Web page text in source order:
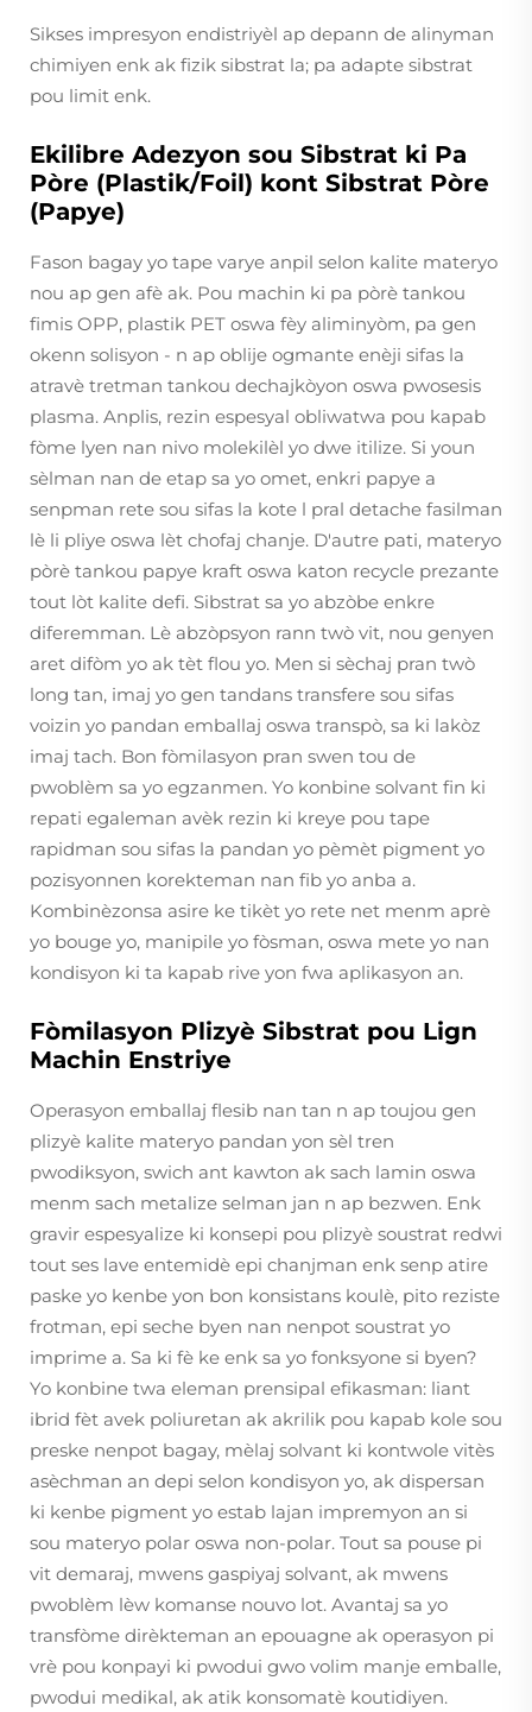
Sikses impresyon endistriyèl ap depann de alinyman
chimiyen enk ak fizik sibstrat la; pa adapte sibstrat
pou limit enk.
Ekilibre Adezyon sou Sibstrat ki Pa
Pòre (Plastik/Foil) kont Sibstrat Pòre
(Papye)
Fason bagay yo tape varye anpil selon kalite materyo
nou ap gen afè ak. Pou machin ki pa pòrè tankou
fimis OPP, plastik PET oswa fèy aliminyòm, pa gen
okenn solisyon - n ap oblije ogmante enèji sifas la
atravè tretman tankou dechajkòyon oswa pwosesis
plasma. Anplis, rezin espesyal obliwatwa pou kapab
fòme lyen nan nivo molekilèl yo dwe itilize. Si youn
sèlman nan de etap sa yo omet, enkri papye a
senpman rete sou sifas la kote l pral detache fasilman
lè li pliye oswa lèt chofaj chanje. D'autre pati, materyo
pòrè tankou papye kraft oswa katon recycle prezante
tout lòt kalite defi. Sibstrat sa yo abzòbe enkre
diferemman. Lè abzòpsyon rann twò vit, nou genyen
aret difòm yo ak tèt flou yo. Men si sèchaj pran twò
long tan, imaj yo gen tandans transfere sou sifas
voizin yo pandan emballaj oswa transpò, sa ki lakòz
imaj tach. Bon fòmilasyon pran swen tou de
pwoblèm sa yo egzanmen. Yo konbine solvant fin ki
repati egaleman avèk rezin ki kreye pou tape
rapidman sou sifas la pandan yo pèmèt pigment yo
pozisyonnen korekteman nan fib yo anba a.
Kombinèzonsa asire ke tikèt yo rete net menm aprè
yo bouge yo, manipile yo fòsman, oswa mete yo nan
kondisyon ki ta kapab rive yon fwa aplikasyon an.
Fòmilasyon Plizyè Sibstrat pou Lign
Machin Enstriye
Operasyon emballaj flesib nan tan n ap toujou gen
plizyè kalite materyo pandan yon sèl tren
pwodiksyon, swich ant kawton ak sach lamin oswa
menm sach metalize selman jan n ap bezwen. Enk
gravir espesyalize ki konsepi pou plizyè soustrat redwi
tout ses lave entemidè epi chanjman enk senp atire
paske yo kenbe yon bon konsistans koulè, pito reziste
frotman, epi seche byen nan nenpot soustrat yo
imprime a. Sa ki fè ke enk sa yo fonksyone si byen?
Yo konbine twa eleman prensipal efikasman: liant
ibrid fèt avek poliuretan ak akrilik pou kapab kole sou
preske nenpot bagay, mèlaj solvant ki kontwole vitès
asèchman an depi selon kondisyon yo, ak dispersan
ki kenbe pigment yo estab lajan impremyon an si
sou materyo polar oswa non-polar. Tout sa pouse pi
vit demaraj, mwens gaspiyaj solvant, ak mwens
pwoblèm lèw komanse nouvo lot. Avantaj sa yo
transfòme dirèkteman an epouagne ak operasyon pi
vrè pou konpayi ki pwodui gwo volim manje emballe,
pwodui medikal, ak atik konsomatè koutidiyen.